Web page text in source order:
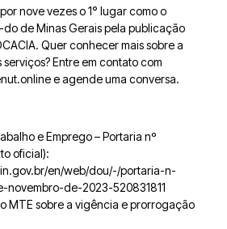
nove vezes o 1° lugar como o
de Minas Gerais pela publicação
Quer conhecer mais sobre a
serviços? Entre em contato com
e agende uma conversa.
e Emprego – Portaria nº
oficial):
en/web/dou/-/portaria-n-
novembro-de-2023-520831811
MTE sobre a vigência e prorrogação